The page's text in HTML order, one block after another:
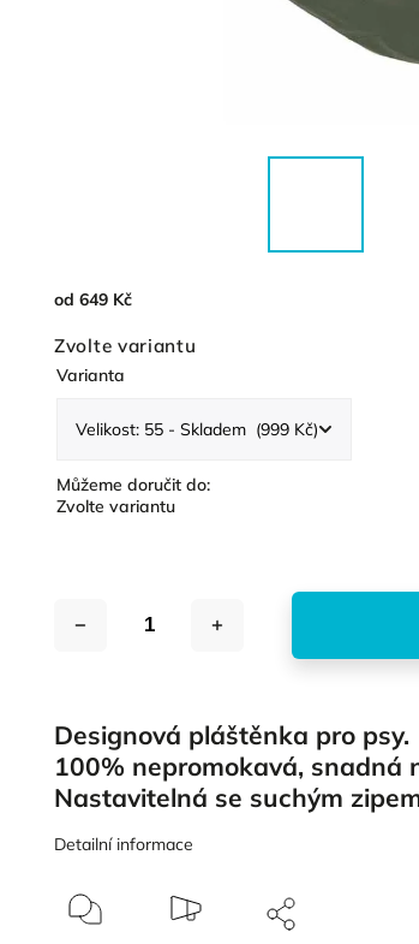
od649 Kč
Zvolte variantu
Varianta
Můžeme doručit do:
Zvolte variantu
Designová pláštěnka pro psy.
100% nepromokavá, snadná
Nastavitelná se suchým
Detailní informace